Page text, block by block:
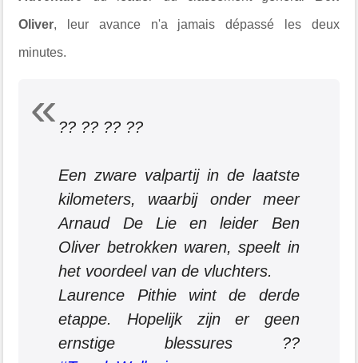
Oliver, leur avance n'a jamais dépassé les deux
minutes.
?? ?? ?? ??
Een zware valpartij in de laatste
kilometers, waarbij onder meer
Arnaud De Lie en leider Ben
Oliver betrokken waren, speelt in
het voordeel van de vluchters.
Laurence Pithie wint de derde
etappe. Hopelijk zijn er geen
ernstige blessures ??